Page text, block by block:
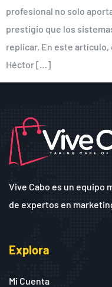
profesional no solo
prestigio que los
replicar. En este
Héctor […]
Vive Cabo es un equipo
de expertos en
Explora
Mi Cuenta